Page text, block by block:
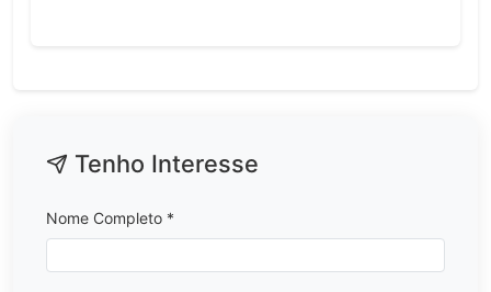
Tenho Interesse
Nome Completo *